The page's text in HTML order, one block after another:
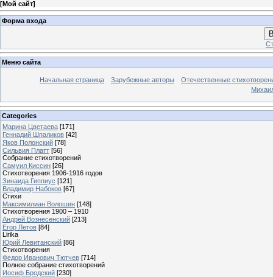
[Мой сайт]
Форма входа
Меню сайта
Начальная страница Зарубежные авторы
Отечественные
Categories
Марина Цветаева [171]
Геннадий Шпаликов [42]
Яков Полонский [78]
Сильвия Платт [56]
Собрание стихотворений
Самуил Киссин [26]
Стихотворения 1906-1916 годов
Зинаида Гиппиус [121]
Владимир Набоков [67]
Стихи
Максимилиан Волошин [148]
Стихотворения 1900 – 1910
Андрей Вознесенский [213]
Егор Летов [84]
Lirika
Юрий Левитанский [86]
Стихотворения
Федор Иванович Тютчев [714]
Полное собрание стихотворений
Иосиф Бродский [230]